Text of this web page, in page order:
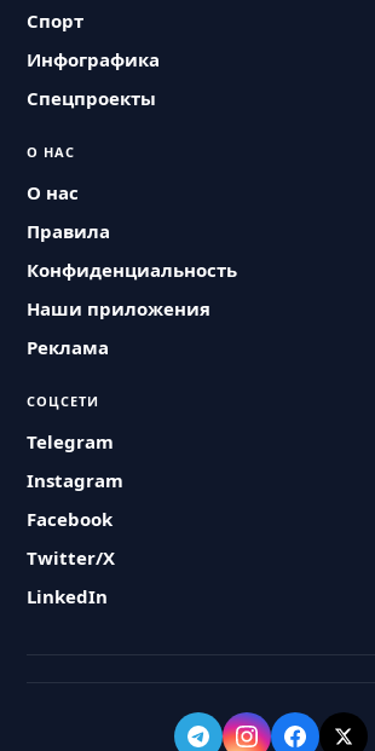
Спорт
Инфографика
Спецпроекты
О НАС
О нас
Правила
Конфиденциальность
Наши приложения
Реклама
СОЦСЕТИ
Telegram
Instagram
Facebook
Twitter/X
LinkedIn